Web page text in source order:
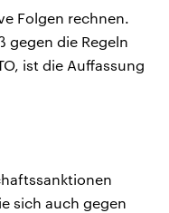
Folgen rechnen.
gegen die Regeln
ist die Auffassung
sich auch gegen